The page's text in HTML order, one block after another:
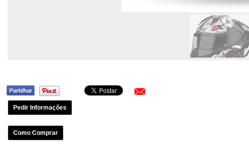
Pedir Informações
Como Comprar